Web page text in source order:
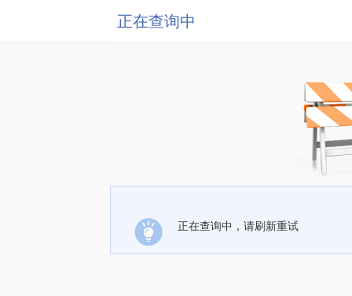
正在查询中
正在查询中，请刷新重试